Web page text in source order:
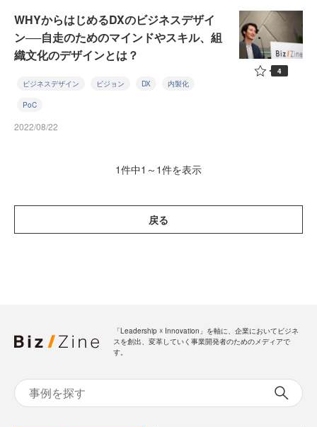
WHYからはじめるDXのビジネスデザイ
ン──自走のためのマインドやスキル、組
織文化のデザインとは？
ビジネスデザイン ビジョン DX 内製化
PoC
2022/08/22
4
1件中1～1件を表示
戻る
「Leadership ☓ Innovation」を軸に、企業においてビジネ
スを創出、変革していく事業開発者のためのメディアで
す。